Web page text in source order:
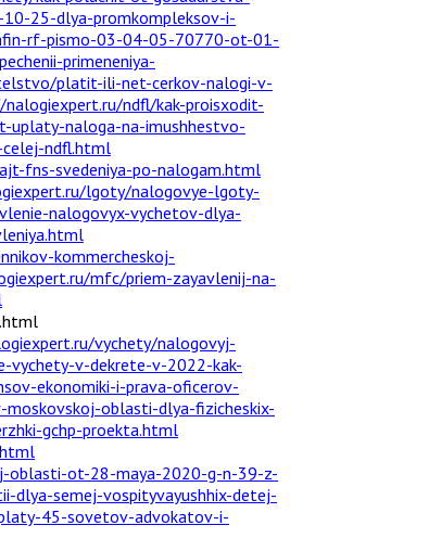
25-dlya-promkompleksov-i-
rf-pismo-03-04-05-70770-ot-01-
primeneniya-
platit-ili-net-cerkov-nalogi-v-
ndfl/kak-proisxodit-
uplaty-naloga-na-imushhestvo-
ndfl.html
fns-svedeniya-po-nalogam.html
lgoty/nalogovye-lgoty-
nalogovyx-vychetov-dlya-
kommercheskoj-
mfc/priem-zayavlenij-na-
vychety/nalogovyj-
vychety-v-dekrete-v-2022-kak-
ekonomiki-i-prava-oficerov-
oblasti-dlya-fizicheskix-
gchp-proekta.html
oblasti-ot-28-maya-2020-g-n-39-z-
semej-vospityvayushhix-detej-
45-sovetov-advokatov-i-